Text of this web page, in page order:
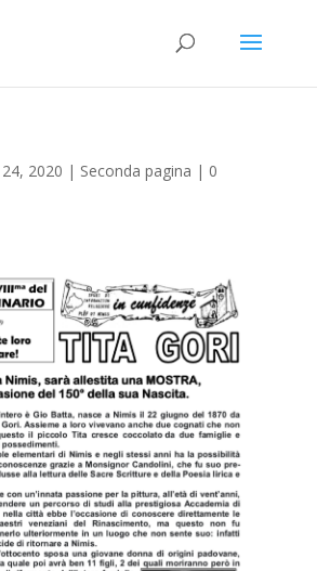
2020 | Seconda pagina | 0